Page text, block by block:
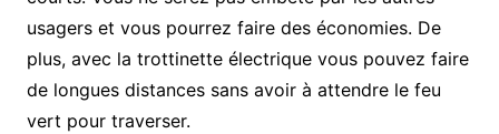
usagers et vous pourrez faire des économies. De
plus, avec la trottinette électrique vous pouvez faire
de longues distances sans avoir à attendre le feu
vert pour traverser.